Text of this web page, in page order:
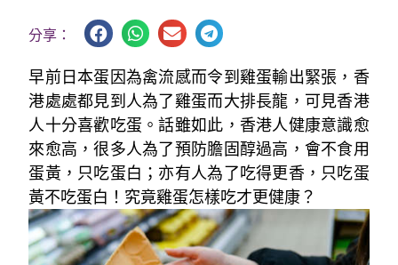
分享：
早前日本蛋因為禽流感而令到雞蛋輸出緊張，香
港處處都見到人為了雞蛋而大排長龍，可見香港
人十分喜歡吃蛋。話雖如此，香港人健康意識愈
來愈高，很多人為了預防膽固醇過高，會不食用
蛋黃，只吃蛋白；亦有人為了吃得更香，只吃蛋
黃不吃蛋白！究竟雞蛋怎樣吃才更健康？